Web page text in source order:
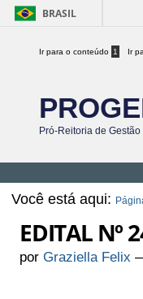
BRASIL
Ir para o conteúdo 1 Ir
Pró-Reitoria de
Você está aqui:
EDITAL Nº
porGraziella Felix